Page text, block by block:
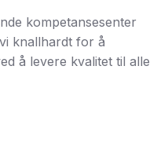
kompetansesenter
knallhardt for å
å levere kvalitet til alle